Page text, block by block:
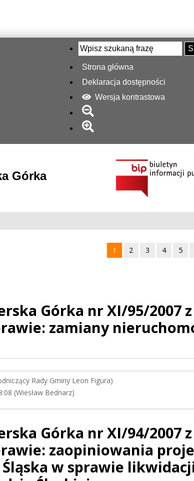
Strona główna
Deklaracja dostępności
Wersja kontrastowa
Górka
1 2 3 4 5
Górka nr XI/95/2007 z
zamiany
Rady Gminy Leon Figura)
(Wiesław Bednarz)
Górka nr XI/94/2007 z
zaopiniowania
Śląska w sprawie